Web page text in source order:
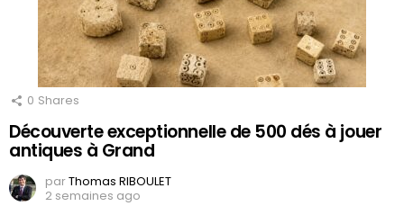
0 Shares
Découverte exceptionnelle de 500 dés à jouer
antiques à Grand
parThomas RIBOULET
2 semaines ago